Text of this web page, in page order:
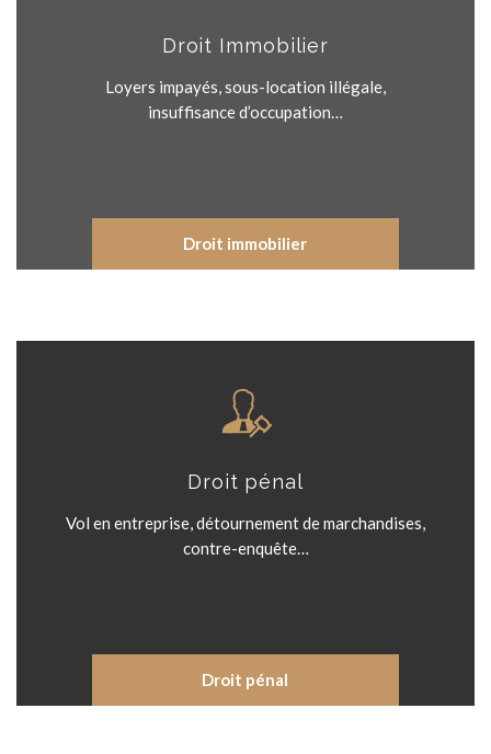
Droit Immobilier
Loyers impayés, sous-location illégale,
insuffisance d’occupation…
Droit immobilier
Droit pénal
Vol en entreprise, détournement de marchandises,
contre-enquête…
Droit pénal